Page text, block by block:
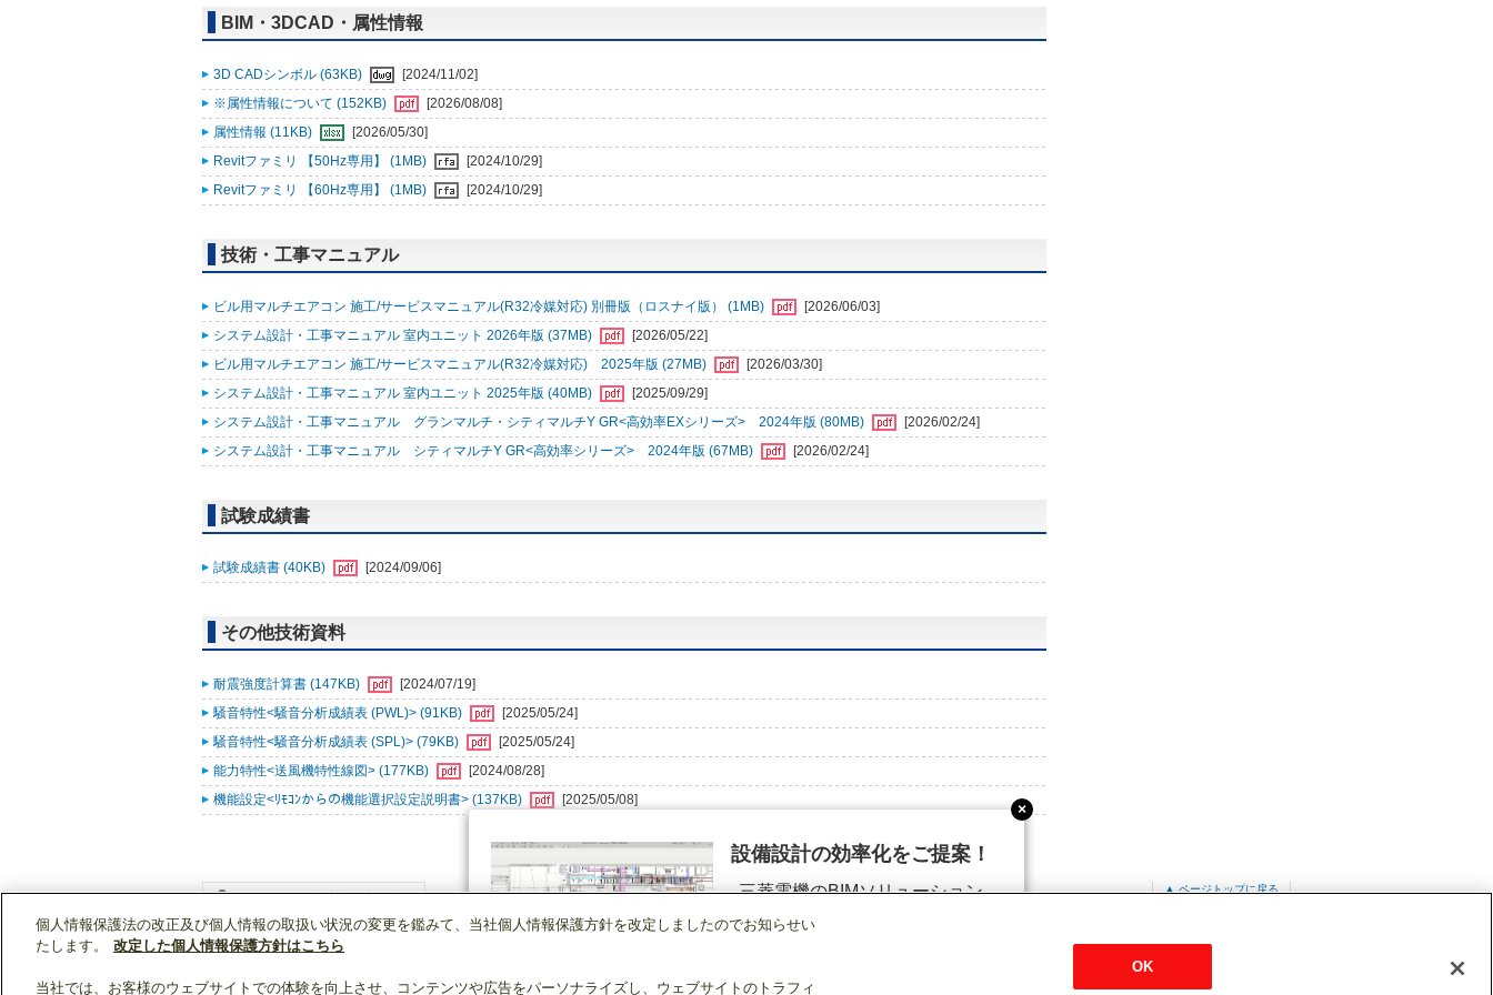
BIM・3DCAD・属性情報
3D CADシンボル (63KB)
[2024/11/02]
※属性情報について (152KB)
[2026/08/08]
属性情報 (11KB)
[2026/05/30]
Revitファミリ 【50Hz専用】 (1MB)
[2024/10/29]
Revitファミリ 【60Hz専用】 (1MB)
[2024/10/29]
技術・工事マニュアル
ビル用マルチエアコン 施工/サービスマニュアル(R32冷媒対応) 別冊版（ロスナイ版） (1MB)
[2026/06/03]
システム設計・工事マニュアル 室内ユニット 2026年版 (37MB)
[2026/05/22]
ビル用マルチエアコン 施工/サービスマニュアル(R32冷媒対応) 2025年版 (27MB)
[2026/03/30]
システム設計・工事マニュアル 室内ユニット 2025年版 (40MB)
[2025/09/29]
システム設計・工事マニュアル グランマルチ・シティマルチY GR<高効率EXシリーズ> 2024年版 (80MB)
[2026/02/24]
システム設計・工事マニュアル シティマルチY GR<高効率シリーズ> 2024年版 (67MB)
[2026/02/24]
試験成績書
試験成績書 (40KB) [2024/09/06]
その他技術資料
耐震強度計算書 (147KB)
[2024/07/19]
騒音特性<騒音分析成績表 (PWL)> (91KB)
[2025/05/24]
騒音特性<騒音分析成績表 (SPL)> (79KB)
[2025/05/24]
能力特性<送風機特性線図> (177KB)
[2024/08/28]
機能設定<ﾘﾓｺﾝからの機能選択設定説明書> (137KB)
[2025/05/08]
▲ ページトップに戻る
WIN2Kトップ 製品情報
設備設計の効率化をご提案！
三菱電機のBIMソリューション
（空調.換気.照明）
個人情報保護法の改正及び個人情報の取扱い状況の変更を鑑みて、当社個人情報保護方針を改定しましたのでお知らせい
たします。
改定した個人情報保護方針はこちら
当社では、お客様のウェブサイトでの体験を向上させ、コンテンツや広告をパーソナライズし、ウェブサイトのトラフィ
OK